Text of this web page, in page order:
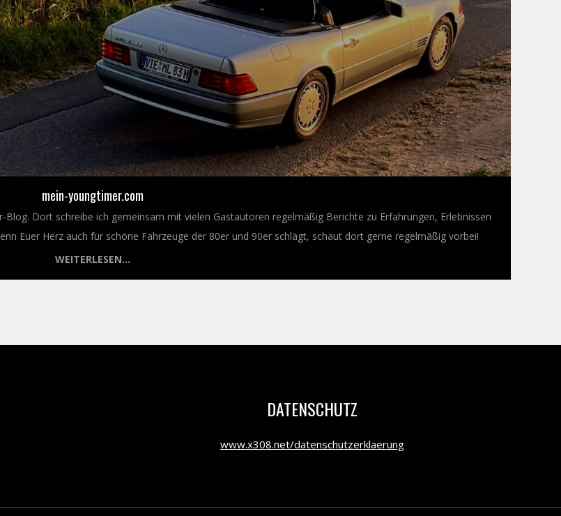
mein-youngtimer.com
Dort schreibe ich gemeinsam mit vielen Gastautoren regelmäßig Berichte zu Erfahrungen, Erlebnissen
Euer Herz auch für schöne Fahrzeuge der 80er und 90er schlägt, schaut dort gerne regelmäßig vorbei!
WEITERLESEN...
DATENSCHUTZ
www.x308.net/datenschutzerklaerung